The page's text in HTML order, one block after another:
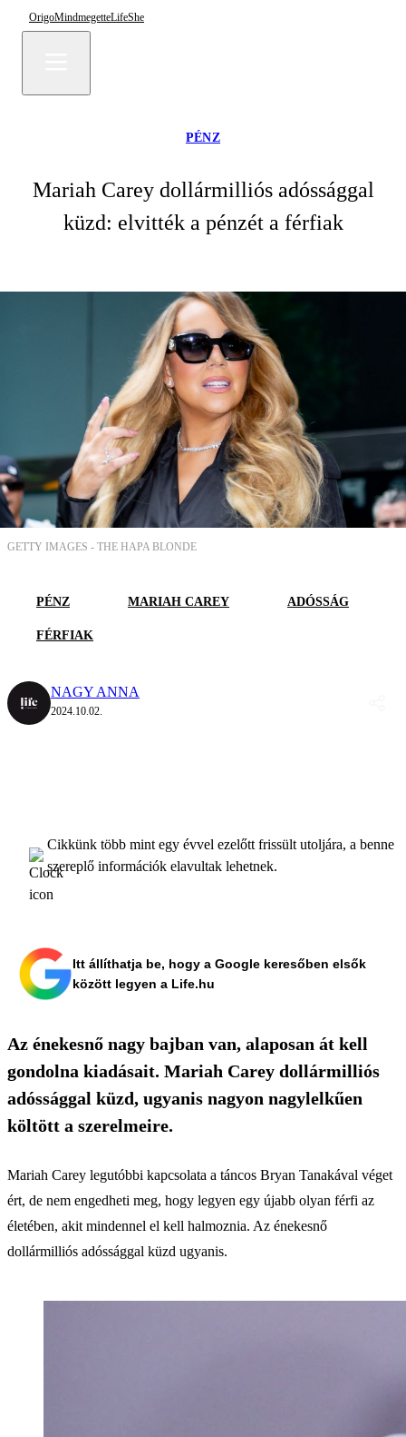
OrigoMindmegetteLifeShe
PÉNZ
Mariah Carey dollármilliós adóssággal
küzd: elvitték a pénzét a férfiak
GETTY IMAGES - THE HAPA BLONDE
PÉNZ MARIAH CAREY ADÓSSÁG
FÉRFIAK
NAGY ANNA
2024.10.02.
Cikkünk több mint egy évvel ezelőtt frissült utoljára, a benne
szereplő információk elavultak lehetnek.
Itt állíthatja be, hogy a Google keresőben elsők
között legyen a Life.hu
Az énekesnő nagy bajban van, alaposan át kell
gondolna kiadásait. Mariah Carey dollármilliós
adóssággal küzd, ugyanis nagyon nagylelkűen
költött a szerelmeire.
Mariah Carey legutóbbi kapcsolata a táncos Bryan Tanakával véget
ért, de nem engedheti meg, hogy legyen egy újabb olyan férfi az
életében, akit mindennel el kell halmoznia. Az énekesnő
dollármilliós adóssággal küzd ugyanis.